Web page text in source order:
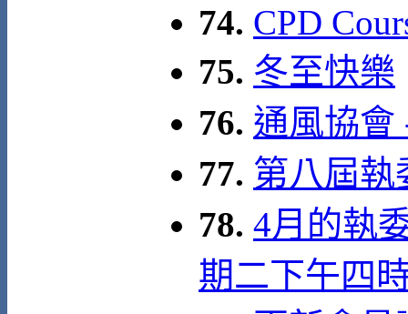
74. CPD
75. 冬至快樂
76. 通風協會
77. 第八屆執
78. 4月的執
期二下午四